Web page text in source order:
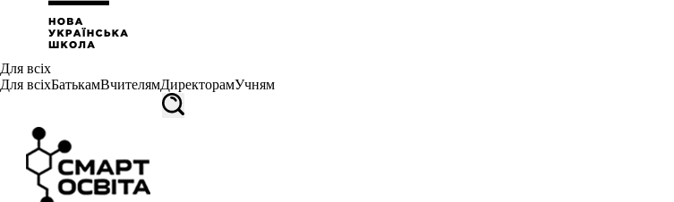
Для всіх
Для всіхБатькамВчителямДиректорамУчням